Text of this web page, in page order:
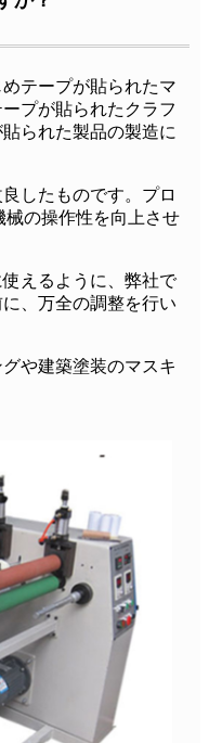
テープが貼られたマ
プが貼られたクラフ
られた製品の製造に
したものです。プロ
械の操作性を向上させ
えるように、弊社で
、万全の調整を行い
や建築塗装のマスキ